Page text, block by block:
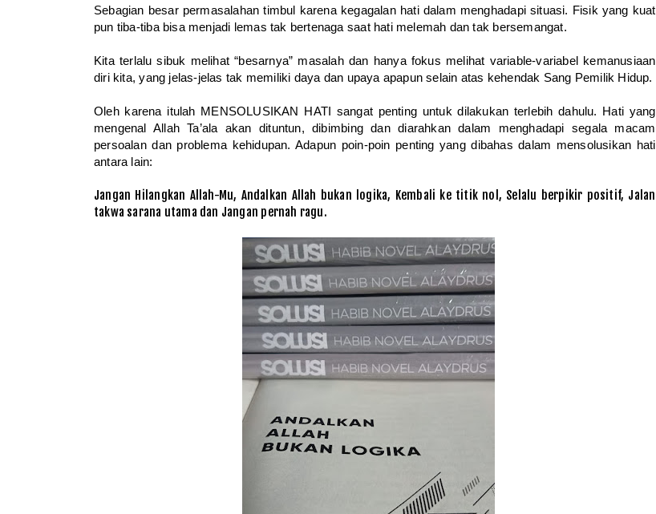
Sebagian besar permasalahan timbul karena kegagalan hati dalam menghadapi situasi. Fisik yang kuat
pun tiba-tiba bisa menjadi lemas tak bertenaga saat hati melemah dan tak bersemangat.
Kita terlalu sibuk melihat “besarnya” masalah dan hanya fokus melihat variable-variabel kemanusiaan
diri kita, yang jelas-jelas tak memiliki daya dan upaya apapun selain atas kehendak Sang Pemilik Hidup.
Oleh karena itulah MENSOLUSIKAN HATI sangat penting untuk dilakukan terlebih dahulu. Hati yang
mengenal Allah Ta’ala akan dituntun, dibimbing dan diarahkan dalam menghadapi segala macam
persoalan dan problema kehidupan. Adapun poin-poin penting yang dibahas dalam mensolusikan hati
antara lain:
Jangan Hilangkan Allah-Mu, Andalkan Allah bukan logika, Kembali ke titik nol, Selalu berpikir positif, Jalan
takwa sarana utama dan Jangan pernah ragu.